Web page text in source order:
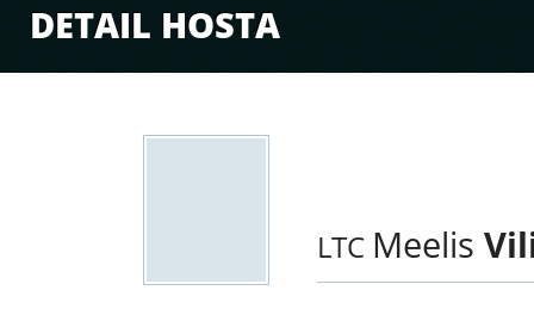
DETAIL HOSTA
LTC Meelis